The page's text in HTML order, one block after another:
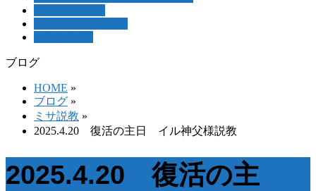
す
ブログ
HOME »
ブログ »
ミサ説教 »
2025.4.20 復活の主日 イル神父様説教
2025.4.20 復活の主